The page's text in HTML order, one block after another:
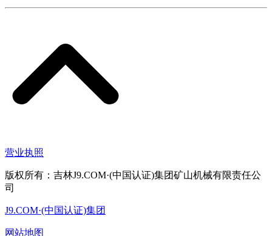
营业执照
版权所有：吉林J9.COM·(中国认证)集团矿山机械有限责任公
司
J9.COM·(中国认证)集团
网站地图